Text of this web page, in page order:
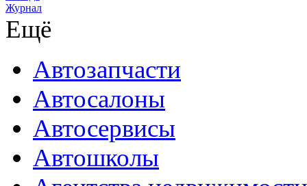
Журнал
Ещё
Автозапчасти
Автосалоны
Автосервисы
Автошколы